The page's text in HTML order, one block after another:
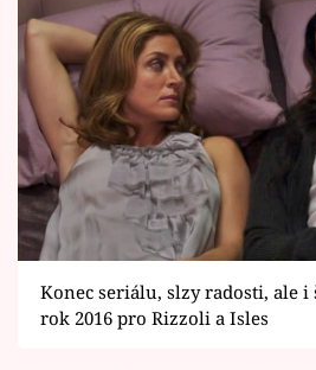
Konec seriálu, slzy radosti, ale i
rok 2016 pro Rizzoli a Isles